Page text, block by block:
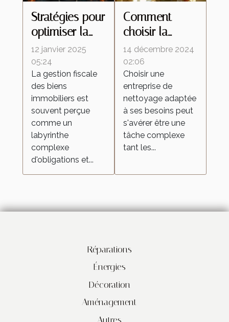
Stratégies pour
optimiser la
fiscalité de vos
biens
immobiliers
12 janvier 2025
05:24
La gestion fiscale
des biens
immobiliers est
souvent perçue
comme un
labyrinthe
complexe
d'obligations et...
Comment
choisir la
meilleure
entreprise de
nettoyage
pour vos
besoins
14 décembre 2024
02:06
Choisir une
entreprise de
nettoyage adaptée
à ses besoins peut
s'avérer être une
tâche complexe
tant les...
Réparations
Énergies
Décoration
Aménagement